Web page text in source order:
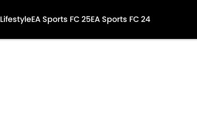
LifestyleEA Sports FC 25EA Sports FC 24